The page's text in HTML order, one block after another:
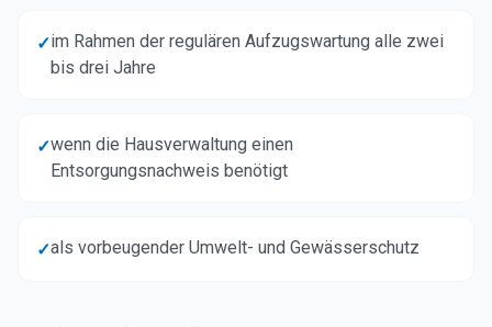
✓im Rahmen der regulären Aufzugswartung alle zwei
bis drei Jahre
✓wenn die Hausverwaltung einen
Entsorgungsnachweis benötigt
✓als vorbeugender Umwelt- und Gewässerschutz